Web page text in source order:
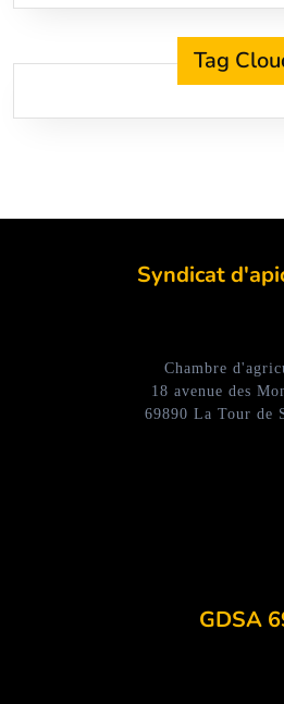
Tag
Syndicat
Chambre
18 avenue des
69890 La Tour de
GDSA